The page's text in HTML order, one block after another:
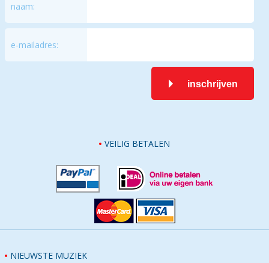
naam:
e-mailadres:
inschrijven
VEILIG BETALEN
NIEUWSTE MUZIEK